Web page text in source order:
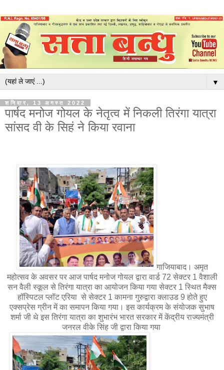
▼
शनिवार, 13 अगस्त 2022
पार्षद मनोज गोयल के नेतृत्व में निकली तिरंगा यात्रा
सांसद वी के सिहं ने किया रवाना
गाजियाबाद। अमृत
महोत्सव के अवसर पर आज पार्षद मनोज गोयल द्वारा वार्ड 72 सेक्टर 1 वैशाली
सन वैली स्कूल से तिरंगा यात्रा का आयोजन किया गया सेक्टर 1 स्थित मैक्स
हॉस्पिटल प्लॉट एरिया से सेक्टर 1 कामना गुरुद्वारा क्लाउड 9 होते हुए
एक्सप्रेस ग्रीन में का समापन किया गया। इस कार्यक्रम के संयोजक सुभाष
शर्मा जी थे इस तिरंगा यात्रा का शुभारंभ भारत सरकार में केंद्रीय राज्यमंत्री
जनरल वीके सिंह जी द्वारा किया गया